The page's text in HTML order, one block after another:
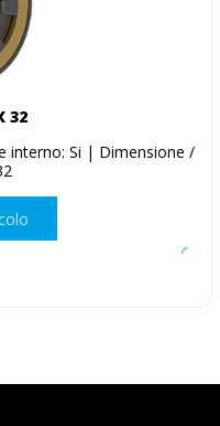
32
interno: Si | Dimensione /